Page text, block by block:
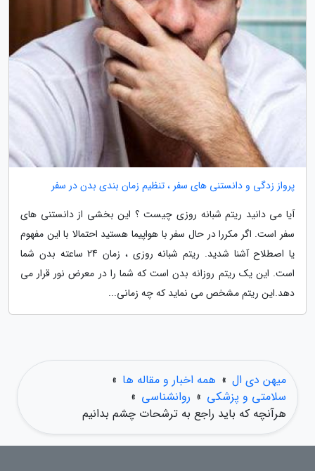
پرواز زدگی و دانستنی های سفر ، تنظیم زمان بندی بدن در سفر
آیا می دانید ریتم شبانه روزی چیست ؟ این بخشی از دانستنی های
سفر است. اگر مکررا در حال سفر با هواپیما هستید احتمالا با این مفهوم
یا اصطلاح آشنا شدید. ریتم شبانه روزی ، زمان 24 ساعته بدن شما
است. این یک ریتم روزانه بدن است که شما را در معرض نور قرار می
دهد.این ریتم مشخص می نماید که چه زمانی...
میهن دی ال » همه اخبار و مقاله ها »
سلامتی و پزشکی » روانشناسی »
هرآنچه که باید راجع به ترشحات چشم بدانیم